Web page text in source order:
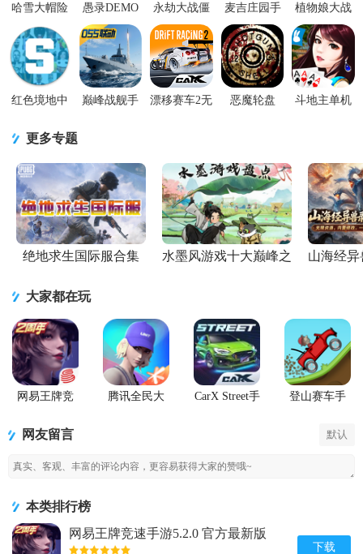
哈雪大帽险
v3.0.0 最新
版
愚录DEMO
自制游戏
v1.0 安卓最
新版
永劫大战僵
尸火山哥哥
自制版
(Naraka VS
Zombie)v0.5
最新版
麦吉庄园手
游修改版(奇
迹庄
园)1.172.0
国际服无限
金币版
植物娘大战
僵尸庄不纯
自制版0.3.6
同人版
红色境地中
0.9.80 国际
服
巅峰战舰手
漂移赛车2无
2)v1.42.0 完
恶魔轮盘
手机正版
斗地主单机
更多专题
绝地求生国际服合集
水墨风游戏十大巅峰之
山海经
大家都在玩
网易王牌竞
腾讯全民大
CarX Street手
登山赛车手
网友留言 默认
本类排行榜
网易王牌竞速手游5.2.0 官方最新版
下载